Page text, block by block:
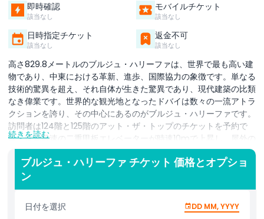
即時確認
該当なし
モバイルチケット
該当なし
日時指定チケット
該当なし
返金不可
該当なし
高さ829.8メートルのブルジュ・ハリーファは、世界で最も高い建
物であり、中東における革新、進歩、国際協力の象徴です。単なる
技術的驚異を超え、それ自体が生きた驚異であり、現代建築の比類
なき偉業です。世界的な観光地となったドバイは数々の一流アトラ
クションを誇り、その中心にあるのがブルジュ・ハリーファです。
訪問者は124階と125階のアット・ザ・トップのチケットを予約で
き、世界最速の二重甲板エレベーターが時速10mで上昇し、屋外の
パノラマテラスと360度の絶景へと導きます。456メートルの125
階はアラビア風のマシュラビヤで優雅に装飾され、ファルコンズ・
アイ・ビュー、グリーンスクリーン写真、頂上へのバーチャルリア
リティ体験などの没入型体験を備えています。両階にはフルHDカ
メラとマルチタッチスクリーンを備えた高度な望遠鏡もあり、昼夜
問わずギガパノラマの眺めを提供します。究極の体験を求めるな
続きを読む
ブルジュ・ハリーファ チケット 価格とオプショ
ン
日付を選択 DD MM, YYYY